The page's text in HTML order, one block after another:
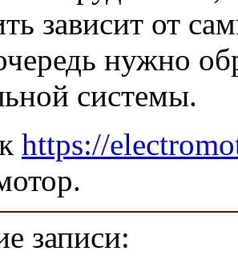
зависит от
нужно
системы.
https://
записи: